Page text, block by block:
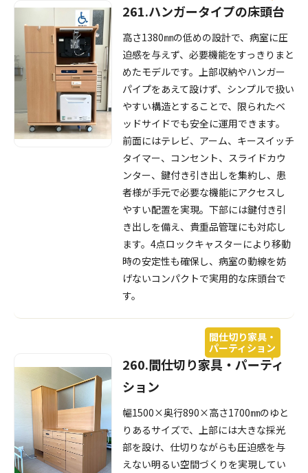
261.ハンガータイプの床頭台
高さ1380㎜の低めの設計で、病室に圧
迫感を与えず、必要機能をすっきりまと
めたモデルです。上部収納やハンガー
パイプをあえて設けず、シンプルで扱い
やすい構造とすることで、限られたベ
ッドサイドでも安全に運用できます。
前面にはテレビ、アーム、キースイッチ
タイマー、コンセント、スライドカウ
ンター、鍵付き引き出しを集約し、患
者様が手元で必要な機能にアクセスし
やすい配置を実現。下部には鍵付き引
き出しを備え、貴重品管理にも対応し
ます。4点ロックキャスターにより移動
時の安定性も確保し、病室の動線を妨
げないコンパクトで実用的な床頭台で
す。
間仕切り家具・
パーティション
260.間仕切り家具・パーティ
ション
幅1500×奥行890×高さ1700㎜のゆと
りあるサイズで、上部には大きな採光
部を設け、仕切りながらも圧迫感を与
えない明るい空間づくりを実現してい